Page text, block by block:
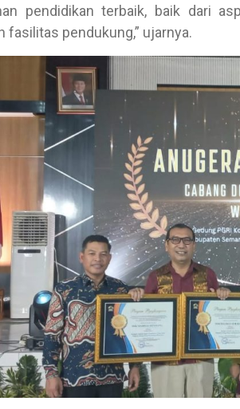
pendidikan terbaik, baik dari
fasilitas pendukung,” ujarnya.